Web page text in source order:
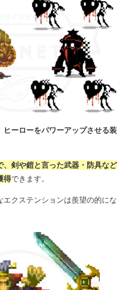
ヒーローをパワーアップさせる装
、剣や鎧と言った武器・防具など
得できます。
クステンションは羨望の的にな